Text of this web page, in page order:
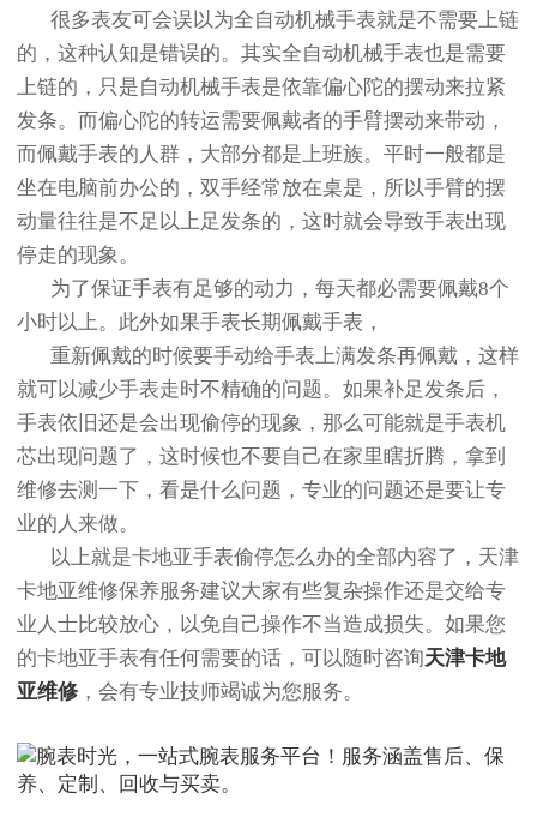
很多表友可会误以为全自动机械手表就是不需要上链
的，这种认知是错误的。其实全自动机械手表也是需要
上链的，只是自动机械手表是依靠偏心陀的摆动来拉紧
发条。而偏心陀的转运需要佩戴者的手臂摆动来带动，
而佩戴手表的人群，大部分都是上班族。平时一般都是
坐在电脑前办公的，双手经常放在桌是，所以手臂的摆
动量往往是不足以上足发条的，这时就会导致手表出现
停走的现象。
为了保证手表有足够的动力，每天都必需要佩戴8个
小时以上。此外如果手表长期佩戴手表，
重新佩戴的时候要手动给手表上满发条再佩戴，这样
就可以减少手表走时不精确的问题。如果补足发条后，
手表依旧还是会出现偷停的现象，那么可能就是手表机
芯出现问题了，这时候也不要自己在家里瞎折腾，拿到
维修去测一下，看是什么问题，专业的问题还是要让专
业的人来做。
以上就是卡地亚手表偷停怎么办的全部内容了，天津
卡地亚维修保养服务建议大家有些复杂操作还是交给专
业人士比较放心，以免自己操作不当造成损失。如果您
的卡地亚手表有任何需要的话，可以随时咨询天津卡地
亚维修 ，会有专业技师竭诚为您服务。